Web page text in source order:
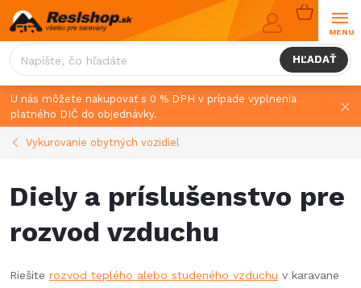
Prejsť
na
obsah
HĽADAŤ
KOŠÍK
U nás môžete nakupovať s 0 % DPH v prípade vyplnenia
platného DIČ do objednávky.
Vykurovanie obytných vozidiel
Diely a príslušenstvo pre
rozvod vzduchu
Riešite rozvod teplého alebo studeného vzduchu v karavane